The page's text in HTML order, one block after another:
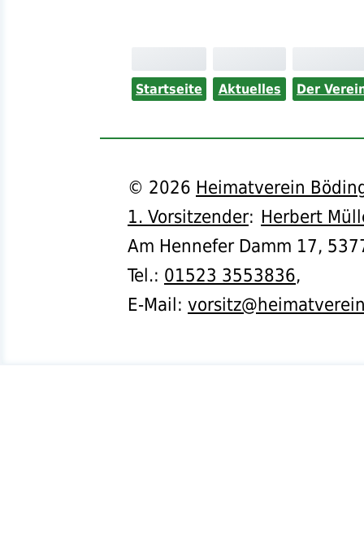
Startseite Aktuelles Der
© 2026 Heimatverein
1. Vorsitzender: Herbert
Am Hennefer Damm 17,
Tel.: 01523 3553836,
E-Mail: